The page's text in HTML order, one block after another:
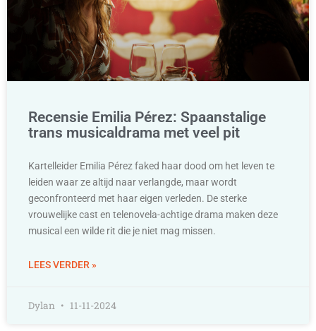
Recensie Emilia Pérez: Spaanstalige
trans musicaldrama met veel pit
Kartelleider Emilia Pérez faked haar dood om het leven te
leiden waar ze altijd naar verlangde, maar wordt
geconfronteerd met haar eigen verleden. De sterke
vrouwelijke cast en telenovela-achtige drama maken deze
musical een wilde rit die je niet mag missen.
LEES VERDER »
Dylan 11-11-2024